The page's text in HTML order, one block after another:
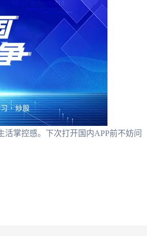
掌控感。下次打开国内APP前不妨问